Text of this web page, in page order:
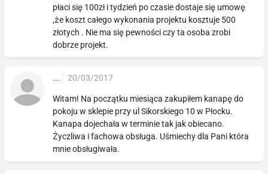
płaci się 100zł i tydzień po czasie dostaje się umowę
,że koszt całego wykonania projektu kosztuje 500
złotych . Nie ma się pewności czy ta osoba zrobi
dobrze projekt.
... 20/03/2017
Witam! Na początku miesiąca zakupiłem kanapę do
pokoju w sklepie przy ul Sikorskiego 10 w Płocku.
Kanapa dojechała w terminie tak jak obiecano.
Życzliwa i fachowa obsługa. Uśmiechy dla Pani która
mnie obsługiwała.